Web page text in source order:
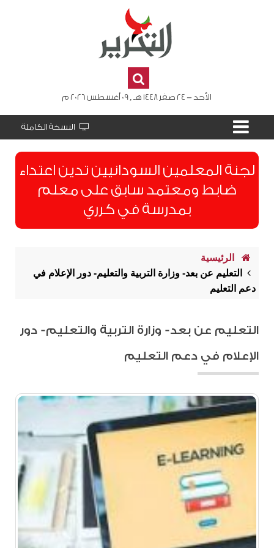
الأحد - 24 صفر 1448 هـ , 09 أغسطس 2026 م
النسخة الكاملة
لجنة المعلمين السودانيين تدين اعتداء
ضابط ومعتمد سابق على معلم
بمدرسة في كرري
الرئيسية
التعليم عن بعد- وزارة التربية والتعليم- دور الإعلام في
دعم التعليم
التعليم عن بعد- وزارة التربية والتعليم- دور
الإعلام في دعم التعليم